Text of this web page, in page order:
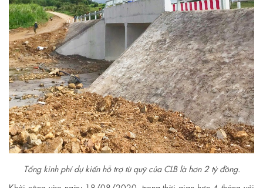
Tổng kinh phí dự kiến hỗ trợ từ quỹ của CLB là hơn 2 tỷ đồng.